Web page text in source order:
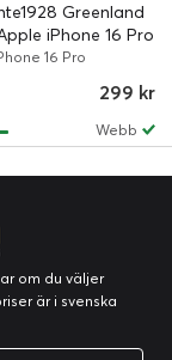
Greenland
iPhone 16 Pro
- Night16 Pro
299 kr
Webb
om du väljer
är i svenska